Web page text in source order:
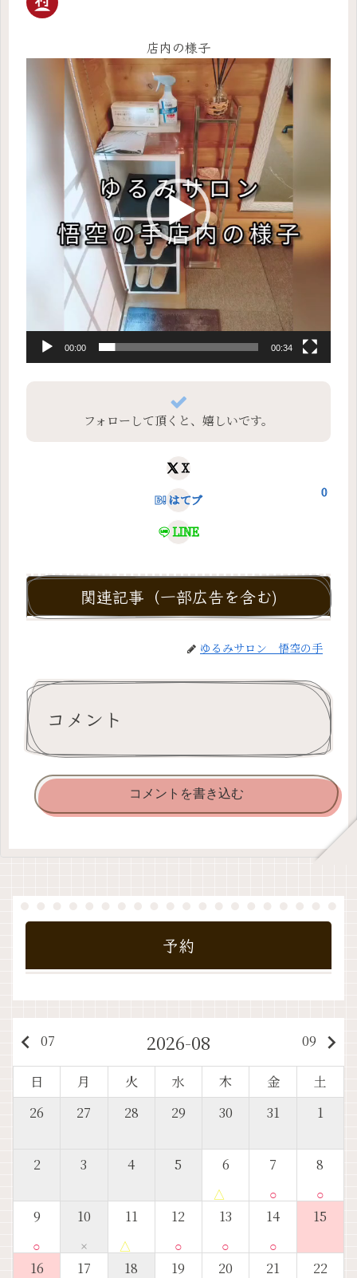
店内の様子
00:00 00:34
フォローして頂くと、嬉しいです。
X
はてブ
0
LINE
関連記事（一部広告を含む)
ゆるみサロン 悟空の手
コメント
コメントを書き込む
予約
keyboard_arrow_left 07 2026-08 09 keyboard_arrow_right
日 月 火 水 木 金
土
26
27 28 29 30 31 1
2 3 4 5 6
△
7
○
8
○
9
○
10
×
11
△
12
○
13
○
14
○
15
16 17 18 19 20 21 22